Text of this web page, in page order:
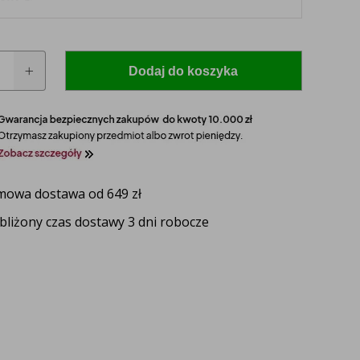
model i rocznik swojego ciągnika, a nasz
idealnie dopasowane lampy, zapewniające
Dodaj do koszyka
dostawa od 649 zł
czas dostawy 3 dni robocze